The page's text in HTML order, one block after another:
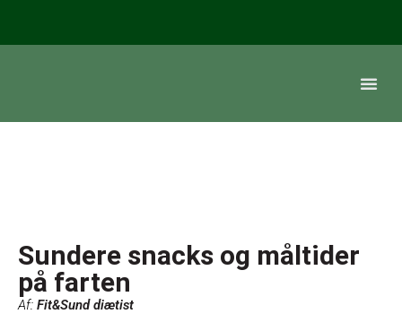
Sundere snacks og måltider
på farten
Fit&Sund diætist